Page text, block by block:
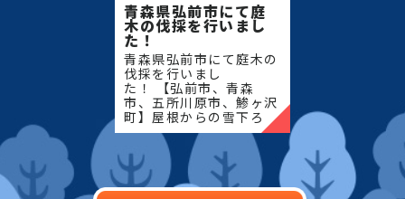
青森県弘前市にて庭
木の伐採を行いまし
た！
青森県弘前市にて庭木の
伐採を行いまし
た！ 【弘前市、青森
市、五所川原市、鯵ヶ沢
町】屋根からの雪下ろ
し・除雪・排雪などの作
業もお任せください！地
域密着で伐採・抜根・剪
定・草刈りなどのお庭の
こと、造園・